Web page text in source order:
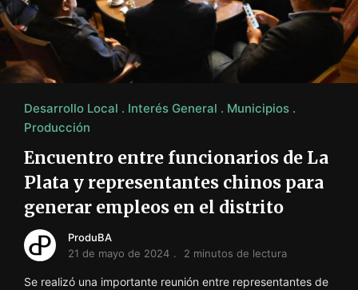
Desarrollo Local Interés General
Municipios
Producción
Encuentro entre funcionarios de La
Plata y representantes chinos para
generar empleos en el distrito
ProduBA
21 de mayo de 2024
2 minutos de lectura
Se realizó una importante reunión entre representantes de